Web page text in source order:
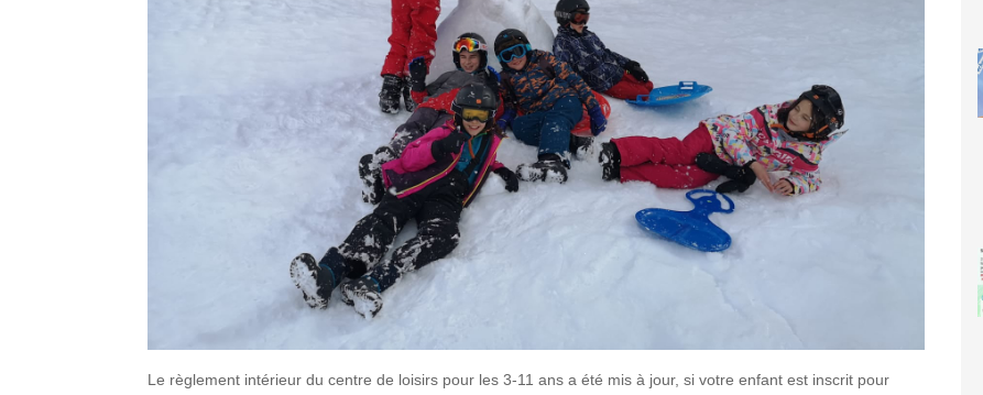
Le règlement intérieur du centre de loisirs pour les 3-11 ans a été mis à jour, si votre enfant est inscrit pour